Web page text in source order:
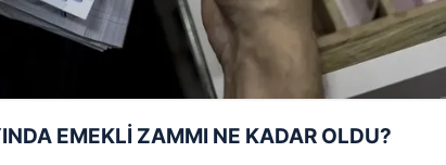
EMEKLİ ZAMMI NE KADAR OLDU?